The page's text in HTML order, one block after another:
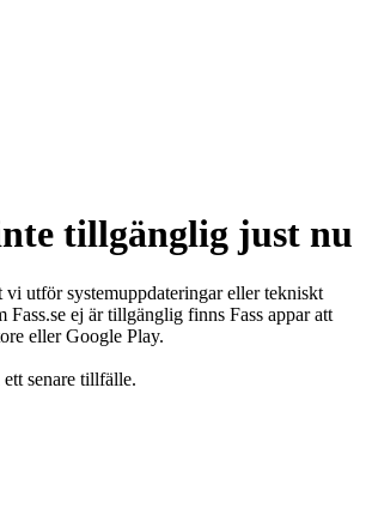
tillgänglig just nu
vi utför systemuppdateringar eller tekniskt
Fass.se ej är tillgänglig finns Fass appar att
eller Google Play.
senare tillfälle.